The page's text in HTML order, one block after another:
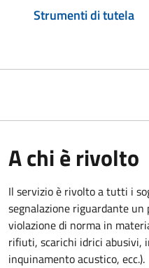
Strumenti di tutela
A chi è rivolto
Il servizio è rivolto a tutti i
segnalazione riguardante un
violazione di norma in
rifiuti, scarichi idrici abusivi,
inquinamento acustico, ecc.).